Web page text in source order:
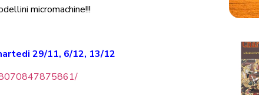
micromachine!!!
29/11, 6/12, 13/12